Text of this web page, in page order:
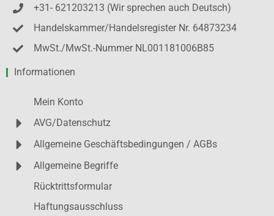
+31- 621203213 (Wir sprechen auch Deutsch)
Handelskammer/Handelsregister Nr. 64873234
MwSt./MwSt.-Nummer NL001181006B85
Informationen
Mein Konto
AVG/Datenschutz
Allgemeine Geschäftsbedingungen / AGBs
Allgemeine Begriffe
Rücktrittsformular
Haftungsausschluss